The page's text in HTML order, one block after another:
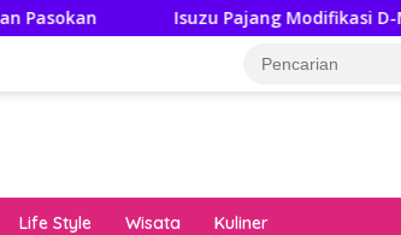
Isuzu Pajang Modifikasi D-Max
Life Style Wisata Kuliner